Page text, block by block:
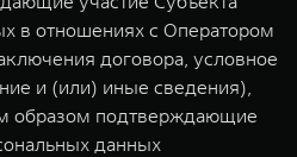
в отношениях с Оператором
договора, условное
и (или) иные сведения),
образом подтверждающие
данных